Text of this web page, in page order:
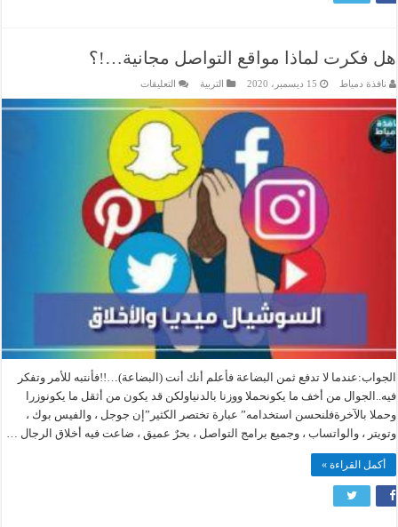
هل فكرت لماذا مواقع التواصل مجانية…!؟
نافذة دمياط 15 ديسمبر، 2020 التربية التعليقات
فكرت
لماذا
مواقع
التواصل
مجانية…!؟
مغلقة
الجواب:عندما لا تدفع ثمن البضاعة فأعلم أنك أنت (البضاعة)…!!فأنتبه للأمر وتفكر
فيه..‏الجوال من أخف ما يكونحملا ووزنا بالدنياولكن قد يكون من أثقل ما يكونوزرا
وحملا بالآخرةفلنحسن استخدامه” عبارة تختصر الكثير”إن جوجل ، والفيس بوك ،
وتويتر ، والواتساب ، وجميع برامج التواصل ، بحرٌ عميق ، ضاعت فيه أخلاق الرجال …
أكمل القراءة »